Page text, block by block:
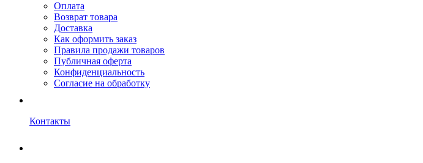
Оплата
Возврат товара
Доставка
Как оформить заказ
Правила продажи товаров
Публичная оферта
Конфиденциальность
Согласие на обработку
Контакты